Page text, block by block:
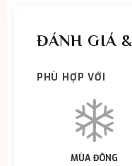
ĐÁNH GIÁ
PHÙ HỢP VỚI
MÙA ĐÔNG